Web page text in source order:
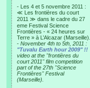
- Les 4 et 5 novembre 2011 :
≪ Les frontières du court
2011 ≫ dans le cadre du 27
eme Festival Science
Frontières - « 24 heures sur
Terre » à L’Alcazar (Marseille).
- November 4th to 5th, 2011 :
"Tuvalu Earth hour 2009" !!
video at the "frontières du
court 2011" film competition
part of the 27th "Science
Frontières" Festival
(Marseille).